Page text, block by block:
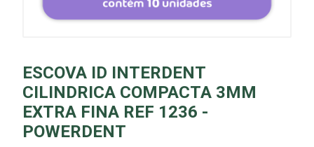
ESCOVA ID INTERDENT
CILINDRICA COMPACTA 3MM
EXTRA FINA REF 1236 -
POWERDENT